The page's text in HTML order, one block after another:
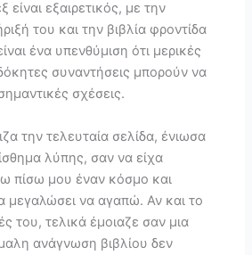
εξαιρετικός, με την
του και την βιβλία φροντίδα
ένα υπενθύμιση ότι μερικές
συναντήσεις μπορούν να
σχέσεις.
την τελευταία σελίδα, ένιωσα
λύπης, σαν να είχα
πίσω μου έναν κόσμο και
μεγαλώσει να αγαπώ. Αν και το
του, τελικά έμοιαζε σαν μια
ανάγνωση βιβλίου δεν